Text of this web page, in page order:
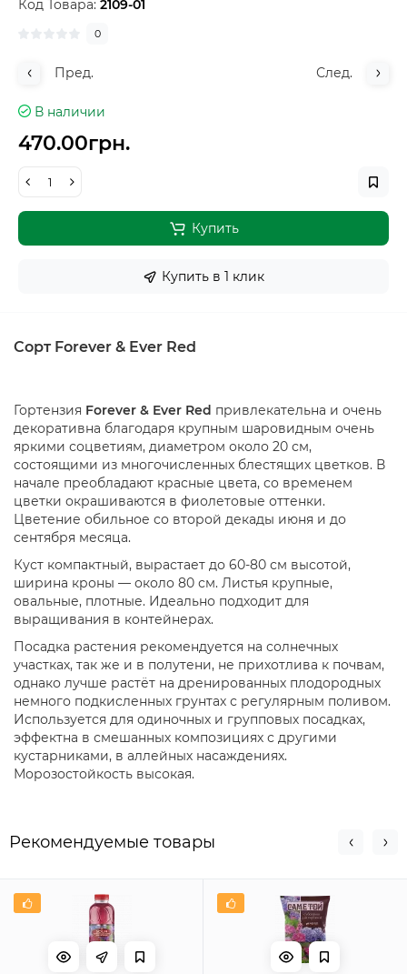
Код Товара: 2109-01
0
Пред. След.
В наличии
470.00грн.
Купить
Купить в 1 клик
Сорт Forever & Ever Red
Гортензия Forever & Ever Red привлекательна и очень
декоративна благодаря крупным шаровидным очень
яркими соцветиям, диаметром около 20 см,
состоящими из многочисленных блестящих цветков. В
начале преобладают красные цвета, со временем
цветки окрашиваются в фиолетовые оттенки.
Цветение обильное со второй декады июня и до
сентября месяца.
Куст компактный, вырастает до 60-80 см высотой,
ширина кроны — около 80 см. Листья крупные,
овальные, плотные. Идеально подходит для
выращивания в контейнерах.
Посадка растения рекомендуется на солнечных
участках, так же и в полутени, не прихотлива к почвам,
однако лучше растёт на дренированных плодородных
немного подкисленных грунтах с регулярным поливом.
Используется для одиночных и групповых посадках,
эффектна в смешанных композициях с другими
кустарниками, в аллейных насаждениях.
Морозостойкость высокая.
Рекомендуемые товары